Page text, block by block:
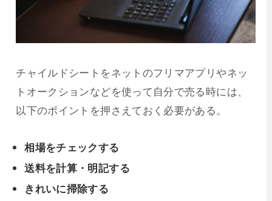
チャイルドシートをネットのフリマアプリやネッ
トオークションなどを使って自分で売る時には、
以下のポイントを押さえておく必要がある。
相場をチェックする
送料を計算・明記する
きれいに掃除する